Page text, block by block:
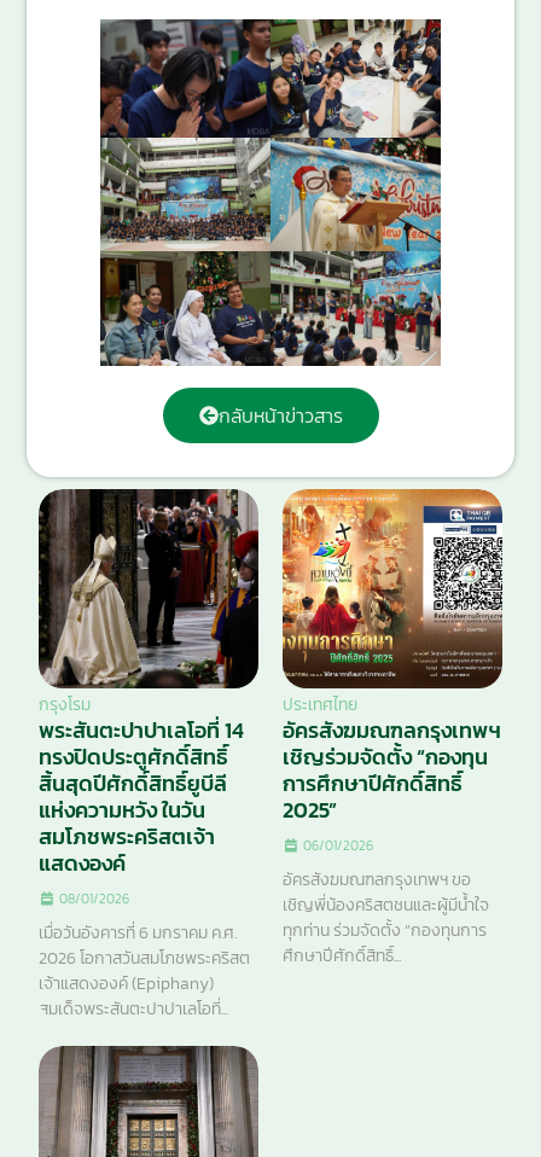
กลับหน้าข่าวสาร
กรุงโรม
พระสันตะปาปาเลโอที่ 14
ทรงปิดประตูศักดิ์สิทธิ์
สิ้นสุดปีศักดิ์สิทธิ์ยูบีลี
แห่งความหวัง ในวัน
สมโภชพระคริสตเจ้า
แสดงองค์
08/01/2026
เมื่อวันอังคารที่ 6 มกราคม ค.ศ.
2026 โอกาสวันสมโภชพระคริสต
เจ้าแสดงองค์ (Epiphany)
สมเด็จพระสันตะปาปาเลโอที่...
ประเทศไทย
อัครสังฆมณฑลกรุงเทพฯ
เชิญร่วมจัดตั้ง “กองทุน
การศึกษาปีศักดิ์สิทธิ์
2025”
06/01/2026
อัครสังฆมณฑลกรุงเทพฯ ขอ
เชิญพี่น้องคริสตชนและผู้มีน้ำใจ
ทุกท่าน ร่วมจัดตั้ง “กองทุนการ
ศึกษาปีศักดิ์สิทธิ์...